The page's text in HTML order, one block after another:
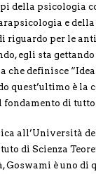
della psicologia
e
riguardo per le
egli sta
che definisce
quest’ultimo è la
di tutto
all’Università
di Scienza
Goswami è uno di